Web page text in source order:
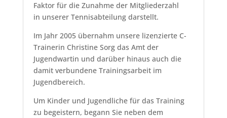
Faktor für die Zunahme der Mitgliederzahl
in unserer Tennisabteilung darstellt.
Im Jahr 2005 übernahm unsere lizenzierte C-
Trainerin Christine Sorg das Amt der
Jugendwartin und darüber hinaus auch die
damit verbundene Trainingsarbeit im
Jugendbereich.
Um Kinder und Jugendliche für das Training
zu begeistern, begann Sie neben dem